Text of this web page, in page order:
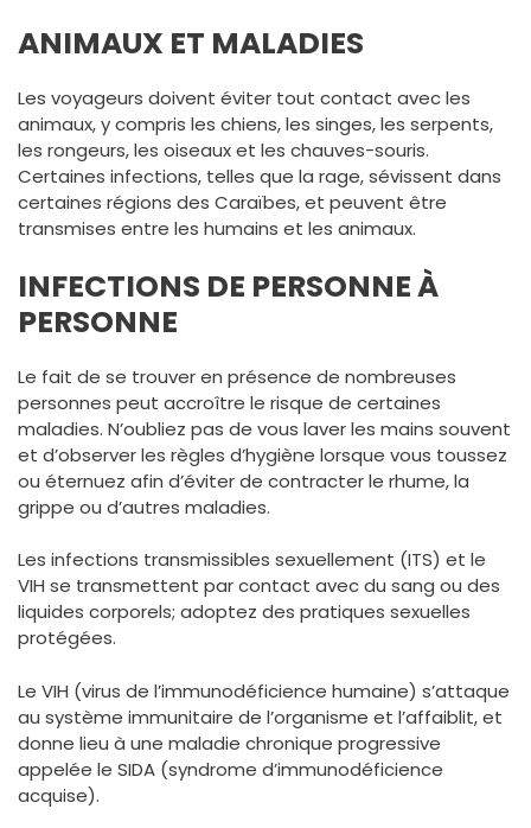
ANIMAUX ET MALADIES
Les voyageurs doivent éviter tout contact avec les
animaux, y compris les chiens, les singes, les serpents,
les rongeurs, les oiseaux et les chauves-souris.
Certaines infections, telles que la rage, sévissent dans
certaines régions des Caraïbes, et peuvent être
transmises entre les humains et les animaux.
INFECTIONS DE PERSONNE À
PERSONNE
Le fait de se trouver en présence de nombreuses
personnes peut accroître le risque de certaines
maladies. N’oubliez pas de vous laver les mains souvent
et d’observer les règles d’hygiène lorsque vous toussez
ou éternuez afin d’éviter de contracter le rhume, la
grippe ou d’autres maladies.
Les infections transmissibles sexuellement (ITS) et le
VIH se transmettent par contact avec du sang ou des
liquides corporels; adoptez des pratiques sexuelles
protégées.
Le VIH (virus de l’immunodéficience humaine) s’attaque
au système immunitaire de l’organisme et l’affaiblit, et
donne lieu à une maladie chronique progressive
appelée le SIDA (syndrome d’immunodéficience
acquise).